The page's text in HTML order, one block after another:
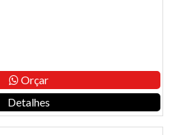
Orçar
Detalhes